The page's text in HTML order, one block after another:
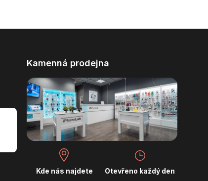
Kamenná prodejna
Kde nás najdete Otevřeno každý den